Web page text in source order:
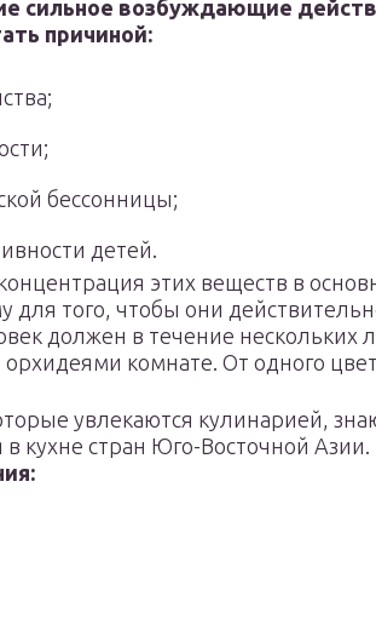
сильное возбуждающие
причиной:
бессонницы;
детей.
этих веществ в
для того, чтобы они
должен в течение нескольких
комнате. От одного
увлекаются кулинарией,
в кухне стран Юго-Восточной Азии.